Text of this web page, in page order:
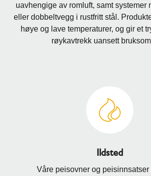
uavhengige av romluft, samt systemer
eller dobbeltvegg i rustfritt stål.
høye og lave temperaturer, og gir et
røykavtrekk uansett
Ildsted
Våre peisovner og